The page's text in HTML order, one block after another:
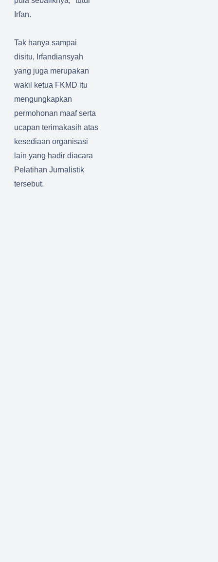
Irfan.
Tak hanya sampai
disitu, Irfandiansyah
yang juga merupakan
wakil ketua FKMD itu
mengungkapkan
permohonan maaf serta
ucapan terimakasih atas
kesediaan organisasi
lain yang hadir diacara
Pelatihan Jurnalistik
tersebut.